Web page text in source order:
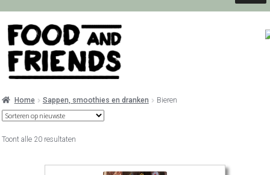
naar
de
Home Sappen, smoothies en dranken Bieren
Toont alle 20 resultaten